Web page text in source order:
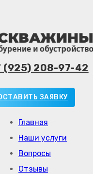
Главная
Наши услуги
Вопросы
Отзывы
(925) 208-97-42
ЗАЯВКУ